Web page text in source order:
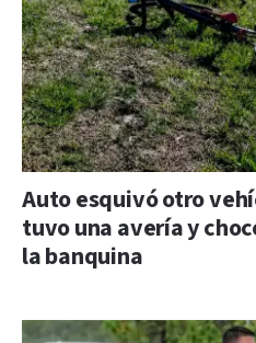
Auto esquivó otro
tuvo una avería y
la banquina